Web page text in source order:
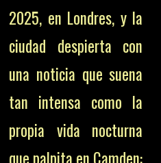
2025, en Londres, y la
ciudad despierta con
una noticia que suena
tan intensa como la
propia vida nocturna
que palpita en Camden: